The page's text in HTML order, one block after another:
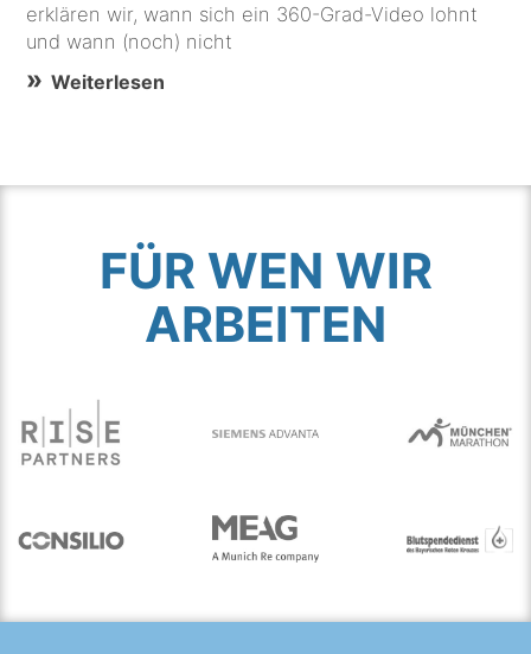
erklären wir, wann sich ein 360-Grad-Video lohnt
und wann (noch) nicht
Weiterlesen
FÜR WEN WIR
ARBEITEN